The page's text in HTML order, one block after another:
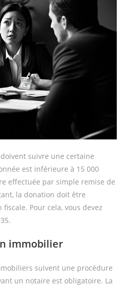
suivre une certaine
est inférieure à 15 000
effectuée par simple remise de
la donation doit être
Pour cela, vous devez
immobilier
suivent une procédure
un notaire est obligatoire. La